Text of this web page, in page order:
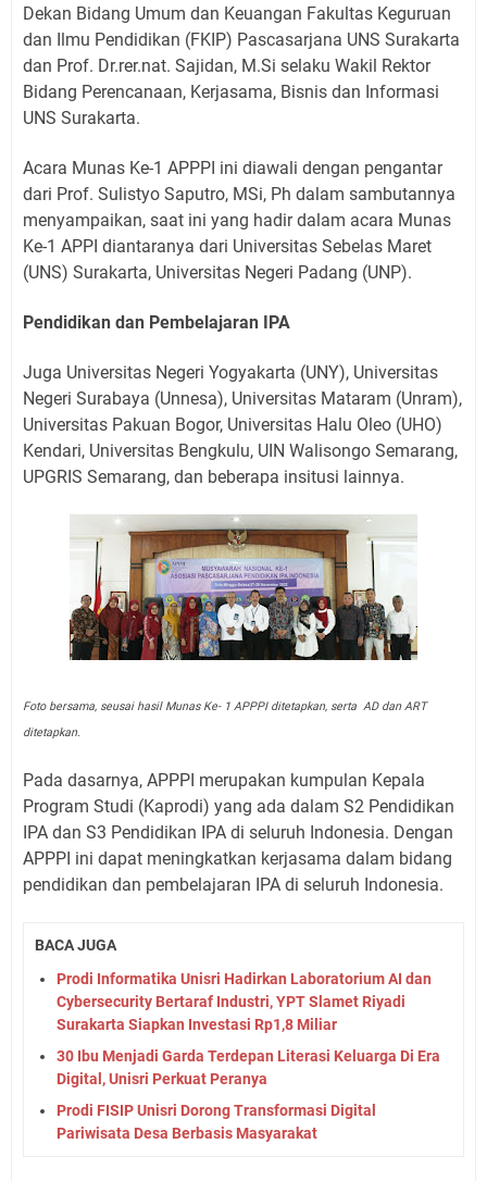
Dekan Bidang Umum dan Keuangan Fakultas Keguruan
dan Ilmu Pendidikan (FKIP) Pascasarjana UNS Surakarta
dan Prof. Dr.rer.nat. Sajidan, M.Si selaku Wakil Rektor
Bidang Perencanaan, Kerjasama, Bisnis dan Informasi
UNS Surakarta.
Acara Munas Ke-1 APPPI ini diawali dengan pengantar
dari Prof. Sulistyo Saputro, MSi, Ph dalam sambutannya
menyampaikan, saat ini yang hadir dalam acara Munas
Ke-1 APPI diantaranya dari Universitas Sebelas Maret
(UNS) Surakarta, Universitas Negeri Padang (UNP).
Pendidikan dan Pembelajaran IPA
Juga Universitas Negeri Yogyakarta (UNY), Universitas
Negeri Surabaya (Unnesa), Universitas Mataram (Unram),
Universitas Pakuan Bogor, Universitas Halu Oleo (UHO)
Kendari, Universitas Bengkulu, UIN Walisongo Semarang,
UPGRIS Semarang, dan beberapa insitusi lainnya.
Foto bersama, seusai hasil Munas Ke- 1 APPPI ditetapkan, serta AD dan ART
ditetapkan.
Pada dasarnya, APPPI merupakan kumpulan Kepala
Program Studi (Kaprodi) yang ada dalam S2 Pendidikan
IPA dan S3 Pendidikan IPA di seluruh Indonesia. Dengan
APPPI ini dapat meningkatkan kerjasama dalam bidang
pendidikan dan pembelajaran IPA di seluruh Indonesia.
BACA JUGA
Prodi Informatika Unisri Hadirkan Laboratorium AI dan
Cybersecurity Bertaraf Industri, YPT Slamet Riyadi
Surakarta Siapkan Investasi Rp1,8 Miliar
30 Ibu Menjadi Garda Terdepan Literasi Keluarga Di Era
Digital, Unisri Perkuat Peranya
Prodi FISIP Unisri Dorong Transformasi Digital
Pariwisata Desa Berbasis Masyarakat